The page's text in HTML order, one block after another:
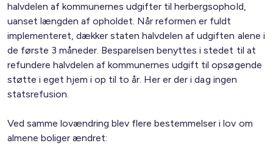
halvdelen af kommunernes udgifter til herbergsophold,
uanset længden af opholdet. Når reformen er fuldt
implementeret, dækker staten halvdelen af udgiften alene i
de første 3 måneder. Besparelsen benyttes i stedet til at
refundere halvdelen af kommunernes udgift til opsøgende
støtte i eget hjem i op til to år. Her er der i dag ingen
statsrefusion.
Ved samme lovændring blev flere bestemmelser i lov om
almene boliger ændret: